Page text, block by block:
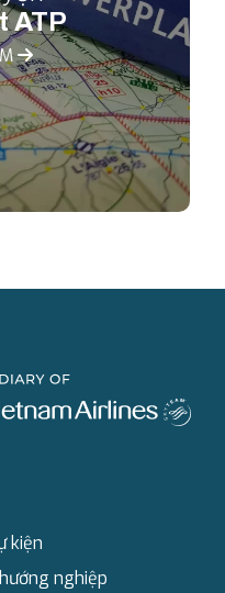
ATP
kiện
nghiệp